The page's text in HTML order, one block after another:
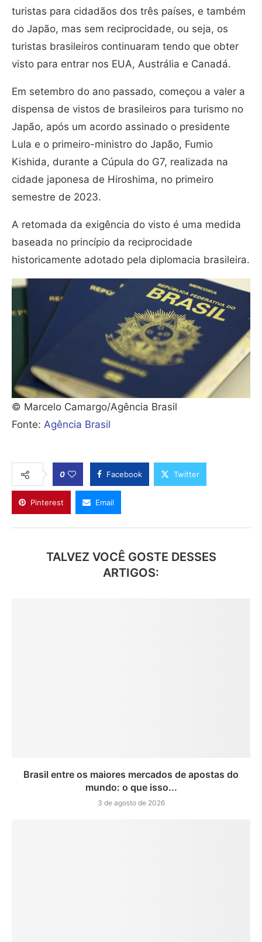
turistas para cidadãos dos três países, e também
do Japão, mas sem reciprocidade, ou seja, os
turistas brasileiros continuaram tendo que obter
visto para entrar nos EUA, Austrália e Canadá.
Em setembro do ano passado, começou a valer a
dispensa de vistos de brasileiros para turismo no
Japão, após um acordo assinado o presidente
Lula e o primeiro-ministro do Japão, Fumio
Kishida, durante a Cúpula do G7, realizada na
cidade japonesa de Hiroshima, no primeiro
semestre de 2023.
A retomada da exigência do visto é uma medida
baseada no princípio da reciprocidade
historicamente adotado pela diplomacia brasileira.
© Marcelo Camargo/Agência Brasil
Fonte: Agência Brasil
0 Facebook Twitter
Pinterest Email
TALVEZ VOCÊ GOSTE DESSES
ARTIGOS:
Brasil entre os maiores mercados de apostas do
mundo: o que isso...
3 de agosto de 2026